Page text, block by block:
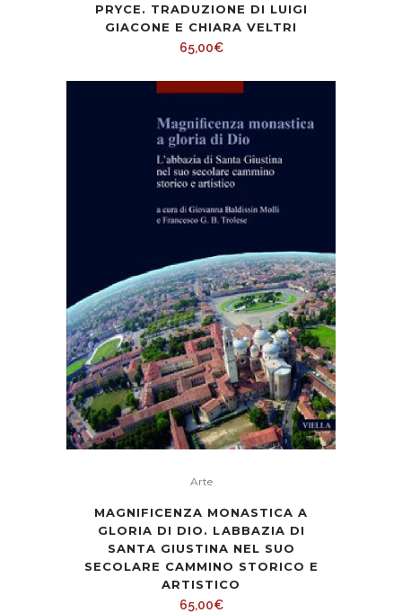
PRYCE. TRADUZIONE DI LUIGI
GIACONE E CHIARA VELTRI
65,00€
Arte
MAGNIFICENZA MONASTICA A
GLORIA DI DIO. LABBAZIA DI
SANTA GIUSTINA NEL SUO
SECOLARE CAMMINO STORICO E
ARTISTICO
65,00€